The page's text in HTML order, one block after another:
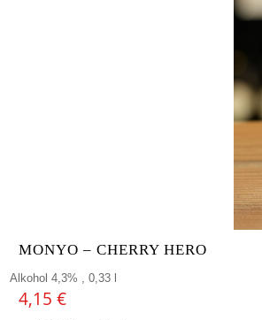
MONYO – CHERRY HERO
Alkohol 4,3% , 0,33 l
4,15 €